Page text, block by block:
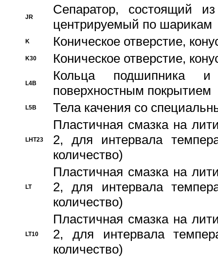
JR
Сепаратор, состоящий
центрируемый по шарикам
K Коническое отверстие,
K30 Коническое отверстие,
L4B
Кольца подшипника
поверхностным покрытием
L5B Тела качения со
LHT23
Пластичная смазка на
2, для интервала
количество)
LT
Пластичная смазка на
2, для интервала
количество)
LT10
Пластичная смазка на
2, для интервала
количество)